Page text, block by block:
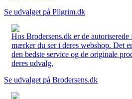
Se udvalget på Pilgrim.dk
Hos Brodersens.dk er de
mærker du ser i deres webshop. Det
den bedste service og de originale
deres udvalg.
Se udvalget på Brodersens.dk